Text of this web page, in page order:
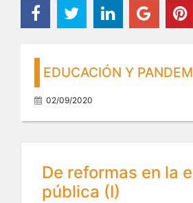
EDUCACIÓN Y
02/09/2020
De reformas en la
pública (I)